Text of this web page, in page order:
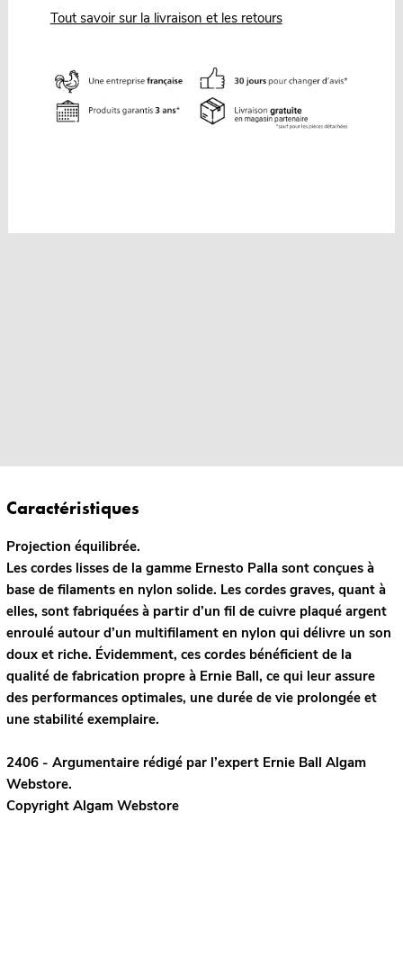
Tout savoir sur la livraison et les retours
Caractéristiques
Projection équilibrée.
Les cordes lisses de la gamme Ernesto Palla sont conçues à
base de filaments en nylon solide. Les cordes graves, quant à
elles, sont fabriquées à partir d’un fil de cuivre plaqué argent
enroulé autour d’un multifilament en nylon qui délivre un son
doux et riche. Évidemment, ces cordes bénéficient de la
qualité de fabrication propre à Ernie Ball, ce qui leur assure
des performances optimales, une durée de vie prolongée et
une stabilité exemplaire.
2406 - Argumentaire rédigé par l’expert Ernie Ball Algam
Webstore.
Copyright Algam Webstore